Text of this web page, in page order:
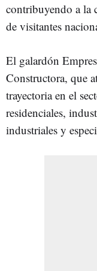
contribuyendo a la
de visitantes
El galardón
Constructora, que
trayectoria en el
residenciales,
industriales y